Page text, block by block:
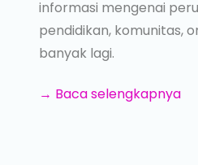
informasi mengenai
pendidikan, komunitas,
banyak lagi.
→ Baca selengkapnya